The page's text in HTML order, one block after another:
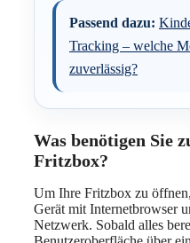
Passend dazu:
Tracking – welche
zuverlässig?
Was benötigen Sie
Fritzbox?
Um Ihre Fritzbox zu
Gerät mit Internetbrowser
Netzwerk. Sobald alles